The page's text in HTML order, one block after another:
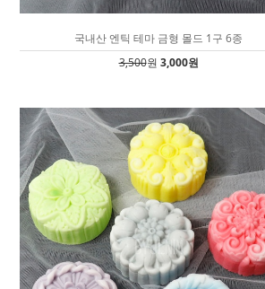
국내산 엔틱 테마 금형 몰드 1구 6종
3,500원 3,000원